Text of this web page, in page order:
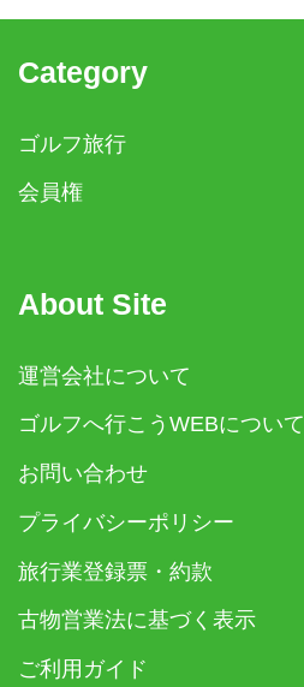
Category
ゴルフ旅行
会員権
About Site
運営会社について
ゴルフへ行こうWEBについて
お問い合わせ
プライバシーポリシー
旅行業登録票・約款
古物営業法に基づく表示
ご利用ガイド